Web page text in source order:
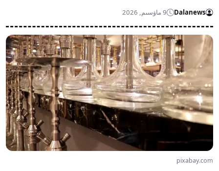
Dalanews 9 ماۋسىم, 2026
pixabay.com